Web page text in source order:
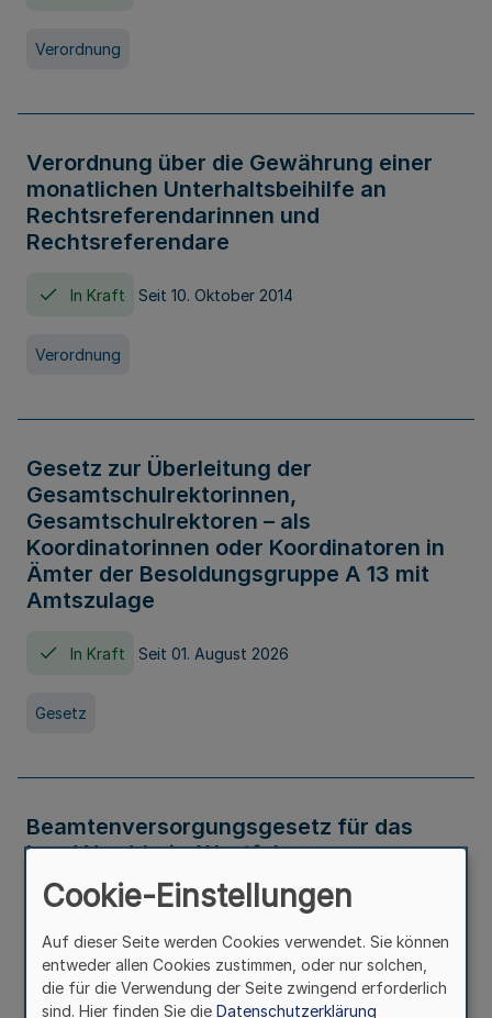
Verordnung
Verordnung über die Gewährung einer
monatlichen Unterhaltsbeihilfe an
Rechtsreferendarinnen und
Rechtsreferendare
In Kraft Seit 10. Oktober 2014
Verordnung
Gesetz zur Überleitung der
Gesamtschulrektorinnen,
Gesamtschulrektoren – als
Koordinatorinnen oder Koordinatoren in
Ämter der Besoldungsgruppe A 13 mit
Amtszulage
In Kraft Seit 01. August 2026
Gesetz
Beamtenversorgungsgesetz für das
Land Nordrhein-Westfalen
(Landesbeamtenversorgungsgesetz -
LBeamtVG NRW)
In Kraft Seit 01. Juli 2016
Cookie-Einstellungen
Auf dieser Seite werden Cookies verwendet. Sie können
entweder allen Cookies zustimmen, oder nur solchen,
die für die Verwendung der Seite zwingend erforderlich
sind. Hier finden Sie die Datenschutzerklärung